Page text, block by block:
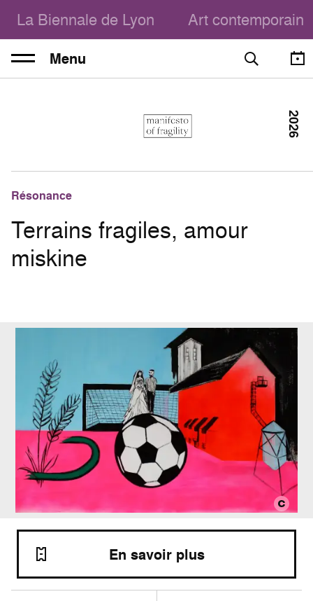
La Biennale de Lyon Art contemporain
Menu
Résonance
Terrains fragiles, amour
miskine
2026
En savoir plus